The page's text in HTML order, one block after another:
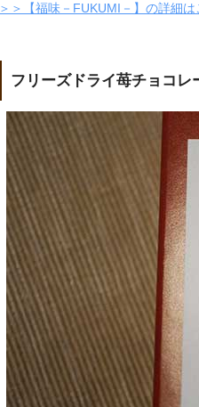
＞＞【福味－FUKUMI－】の詳細は
フリーズドライ苺チョコ